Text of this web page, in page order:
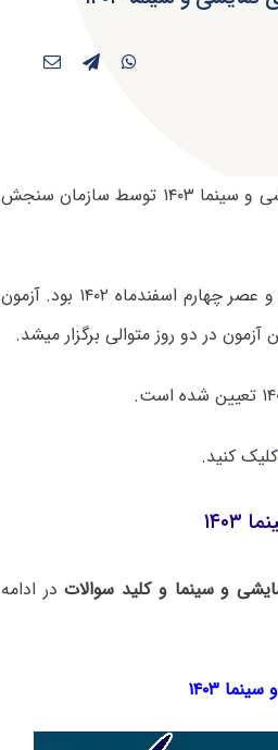
سوالات و پاسخنامه کلیدی کنکور کارشناسی ارشد هنرهای نمایشی و سینما ۱۴۰۳ توسط سازمان سنجش
صبح و عصر چهارم اسفندماه ۱۴۰۲ بود. آزمون
کلیک کنید.
و سینما و کلید سوالاتدر ادامه
۱۴۰۳